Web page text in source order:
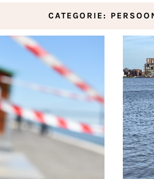
CATEGORIE: